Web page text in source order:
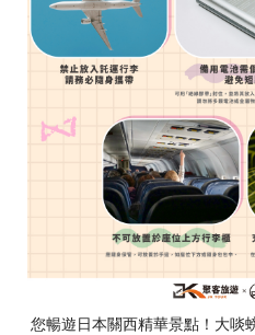
您暢遊日本關西精華景點！大啖